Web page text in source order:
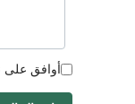
أوافق على